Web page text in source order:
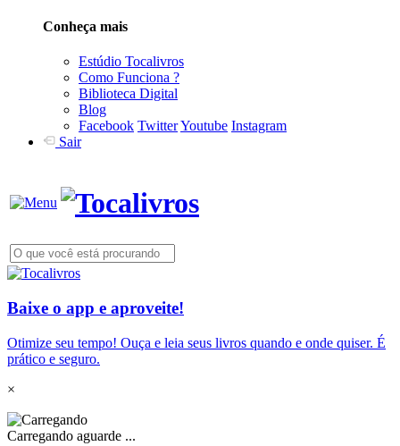
Conheça mais
Estúdio Tocalivros
Como Funciona ?
Biblioteca Digital
Blog
Facebook TwitterYoutube Instagram
Sair
Baixe o app e aproveite!
Otimize seu tempo! Ouça e leia seus livros quando e onde quiser. É
prático e seguro.
×
Carregando aguarde ...